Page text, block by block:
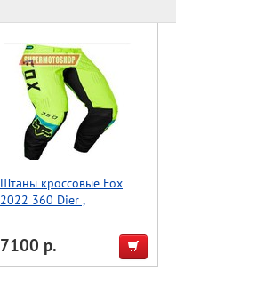
Штаны кроссовые Fox
2022 360 Dier ,
7100 р.